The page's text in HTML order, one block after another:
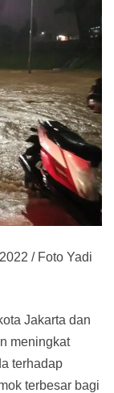
/ Foto Yadi
Jakarta dan
meningkat
terhadap
terbesar bagi